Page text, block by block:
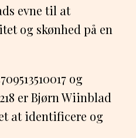
evne til at
og skønhed på en
og
er Bjørn Wiinblad
at identificere og